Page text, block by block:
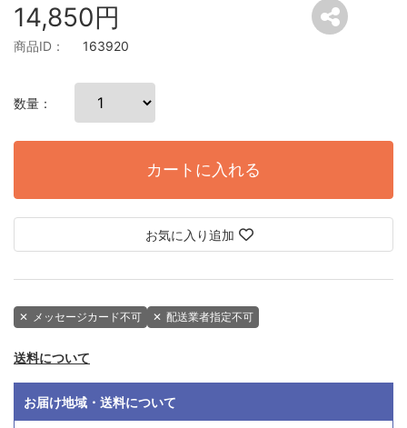
14,850円
商品ID： 163920
数量：
カートに入れる
お気に入り追加
✕ メッセージカード不可 ✕ 配送業者指定不可
送料について
お届け地域・送料について